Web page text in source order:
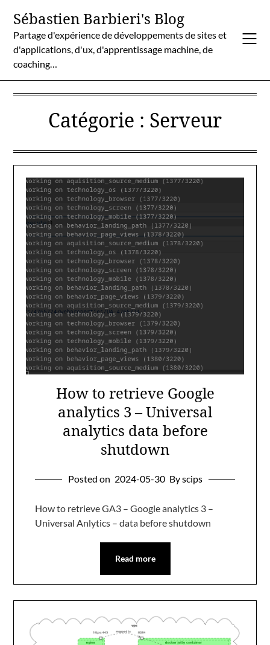
content
Sébastien Barbieri's Blog
Partage d'expérience de développements de sites et
d'applications, d'ux, d'apprentissage machine, de
coaching…
Catégorie : Serveur
How to retrieve Google
analytics 3 – Universal
analytics data before
shutdown
Posted on 2024-05-30 By scips
How to retrieve GA3 – Google analytics 3 –
Universal Anlytics – data before shutdown
Read more